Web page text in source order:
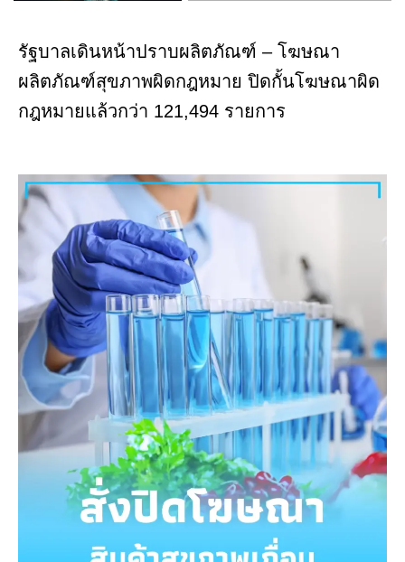
รัฐบาลเดินหน้าปราบผลิตภัณฑ์ – โฆษณา
ผลิตภัณฑ์สุขภาพผิดกฎหมาย ปิดกั้นโฆษณาผิด
กฎหมายแล้วกว่า 121,494 รายการ